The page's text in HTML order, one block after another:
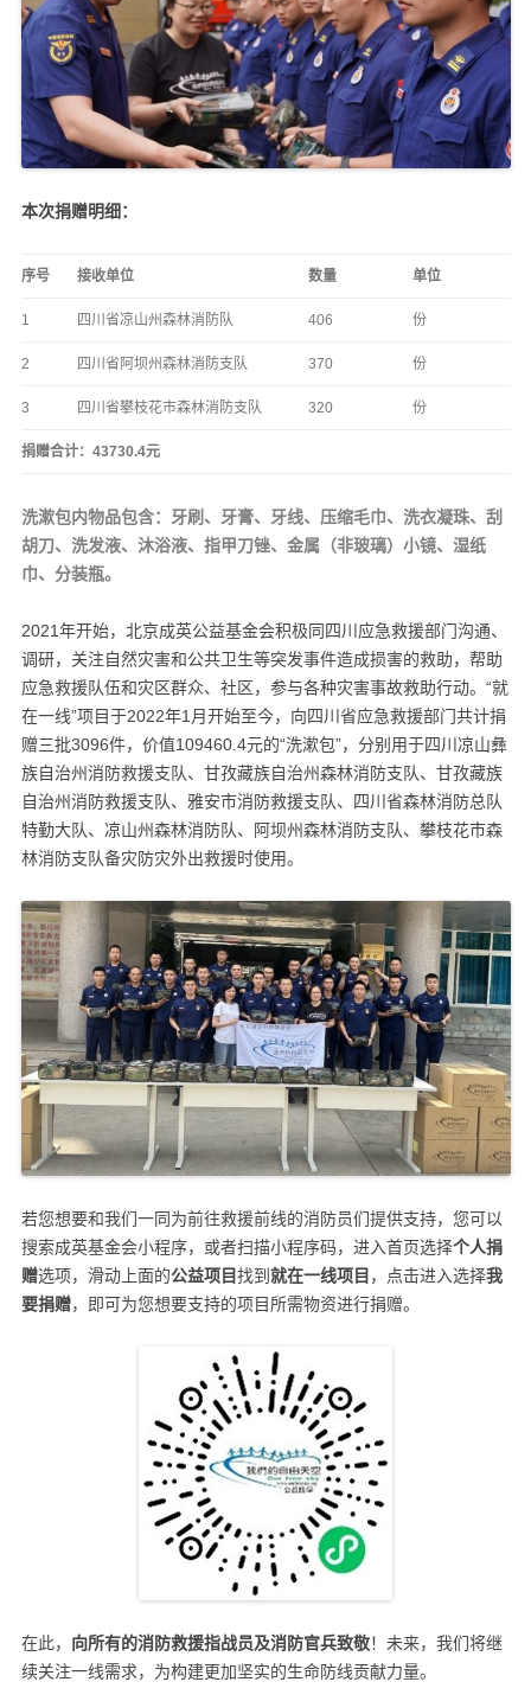
本次捐赠明细：
序号 接收单位 数量 单位
1 四川省凉山州森林消防队 406 份
2 四川省阿坝州森林消防支队 370 份
3 四川省攀枝花市森林消防支队 320 份
捐赠合计：43730.4元
洗漱包内物品包含：牙刷、牙膏、牙线、压缩毛巾、洗衣凝珠、刮
胡刀、洗发液、沐浴液、指甲刀锉、金属（非玻璃）小镜、湿纸
巾、分装瓶。
2021年开始，北京成英公益基金会积极同四川应急救援部门沟通、
调研，关注自然灾害和公共卫生等突发事件造成损害的救助，帮助
应急救援队伍和灾区群众、社区，参与各种灾害事故救助行动。“就
在一线”项目于2022年1月开始至今，向四川省应急救援部门共计捐
赠三批3096件，价值109460.4元的“洗漱包”，分别用于四川凉山彝
族自治州消防救援支队、甘孜藏族自治州森林消防支队、甘孜藏族
自治州消防救援支队、雅安市消防救援支队、四川省森林消防总队
特勤大队、凉山州森林消防队、阿坝州森林消防支队、攀枝花市森
林消防支队备灾防灾外出救援时使用。
若您想要和我们一同为前往救援前线的消防员们提供支持，您可以
搜索成英基金会小程序，或者扫描小程序码，进入首页选择个人捐
赠选项，滑动上面的公益项目找到 就在一线项目 ，点击进入选择我
要捐赠，即可为您想要支持的项目所需物资进行捐赠。
在此， 向所有的消防救援指战员及消防官兵致敬！未来，我们将继
续关注一线需求，为构建更加坚实的生命防线贡献力量。